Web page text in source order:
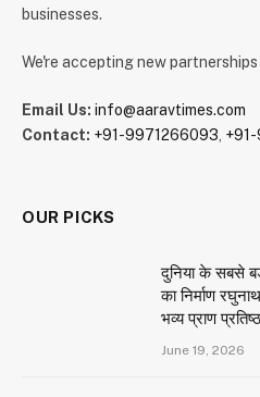
businesses.
We're accepting new
Email Us: info@aaravtimes.com
Contact: +91-9971266093,
OUR PICKS
दुनिया के सबसे
का निर्माण
भव्य प्राण
June 19, 2026